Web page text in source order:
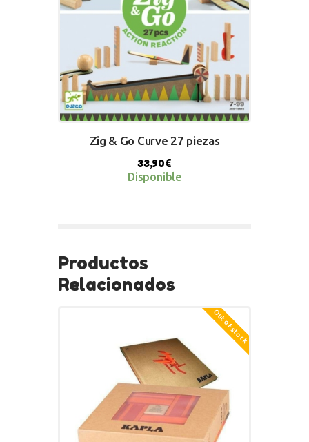
Zig & Go Curve 27 piezas
33,90€
Disponible
Productos
Relacionados
Out of stock